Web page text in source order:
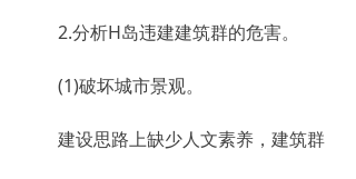
2.分析H岛违建建筑群的危害。
(1)破坏城市景观。
建设思路上缺少人文素养，建筑群